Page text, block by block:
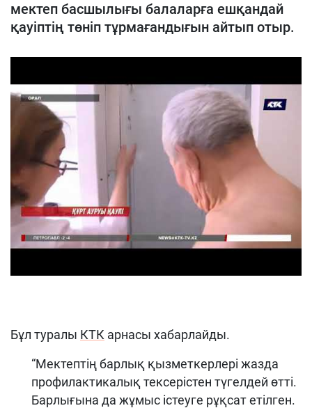
мектеп басшылығы балаларға ешқандай
қауіптің төніп тұрмағандығын айтып отыр.
Бұл туралы КТК арнасы хабарлайды.
“Мектептің барлық қызметкерлері жазда
профилактикалық тексерістен түгелдей өтті.
Барлығына да жұмыс істеуге рұқсат етілген.